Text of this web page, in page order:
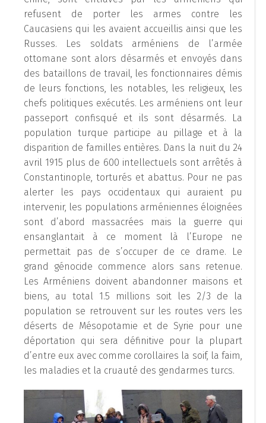
refusent de porter les armes contre les
Caucasiens qui les avaient accueillis ainsi que les
Russes. Les soldats arméniens de l’armée
ottomane sont alors désarmés et envoyés dans
des bataillons de travail, les fonctionnaires démis
de leurs fonctions, les notables, les religieux, les
chefs politiques exécutés. Les arméniens ont leur
passeport confisqué et ils sont désarmés. La
population turque participe au pillage et à la
disparition de familles entières. Dans la nuit du 24
avril 1915 plus de 600 intellectuels sont arrêtés à
Constantinople, torturés et abattus. Pour ne pas
alerter les pays occidentaux qui auraient pu
intervenir, les populations arméniennes éloignées
sont d’abord massacrées mais la guerre qui
ensanglantait à ce moment là l’Europe ne
permettait pas de s’occuper de ce drame. Le
grand génocide commence alors sans retenue.
Les Arméniens doivent abandonner maisons et
biens, au total 1.5 millions soit les 2/3 de la
population se retrouvent sur les routes vers les
déserts de Mésopotamie et de Syrie pour une
déportation qui sera définitive pour la plupart
d’entre eux avec comme corollaires la soif, la faim,
les maladies et la cruauté des gendarmes turcs.